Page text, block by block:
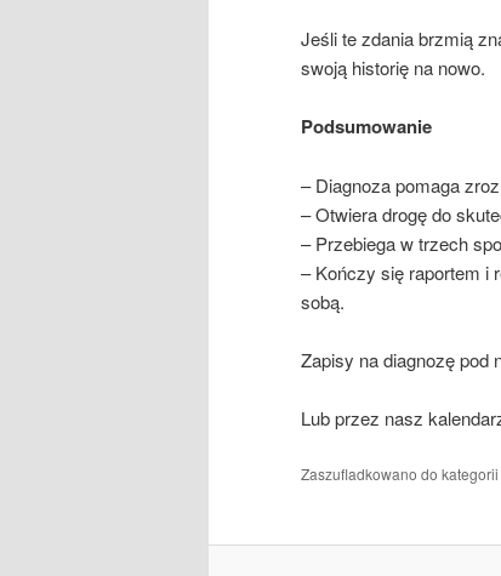
Jeśli te zdania brzmią
swoją historię na nowo.
Podsumowanie
– Diagnoza pomaga
– Otwiera drogę do
– Przebiega w trzech
– Kończy się raportem i
sobą.
Zapisy na diagnozę pod
Lub przez nasz
Zaszufladkowano do kategorii